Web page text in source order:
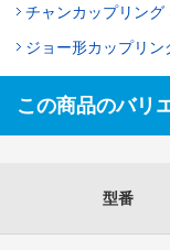
チャンカップリン
ジョー形カップリ
この商品のバリ
型番